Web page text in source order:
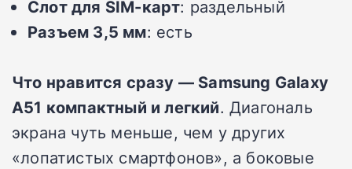
Слот для SIM-карт: раздельный
Разъем 3,5 мм: есть
Что нравится сразу — Samsung Galaxy
A51 компактный и легкий. Диагональ
экрана чуть меньше, чем у других
«лопатистых смартфонов», а боковые